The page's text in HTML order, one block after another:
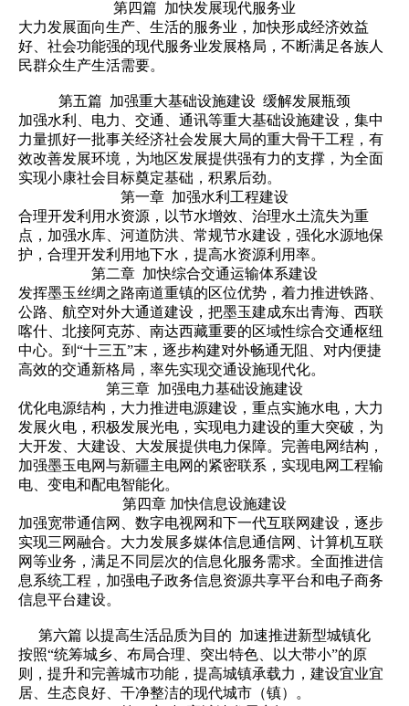
第四篇 加快发展现代服务业
大力发展面向生产、生活的服务业，加快形成经济效益
好、社会功能强的现代服务业发展格局，不断满足各族人
民群众生产生活需要。
第五篇 加强重大基础设施建设 缓解发展瓶颈
加强水利、电力、交通、通讯等重大基础设施建设，集中
力量抓好一批事关经济社会发展大局的重大骨干工程，有
效改善发展环境，为地区发展提供强有力的支撑，为全面
实现小康社会目标奠定基础，积累后劲。
第一章 加强水利工程建设
合理开发利用水资源，以节水增效、治理水土流失为重
点，加强水库、河道防洪、常规节水建设，强化水源地保
护，合理开发利用地下水，提高水资源利用率。
第二章 加快综合交通运输体系建设
发挥墨玉丝绸之路南道重镇的区位优势，着力推进铁路、
公路、航空对外大通道建设，把墨玉建成东出青海、西联
喀什、北接阿克苏、南达西藏重要的区域性综合交通枢纽
中心。到“十三五”末，逐步构建对外畅通无阻、对内便捷
高效的交通新格局，率先实现交通设施现代化。
第三章 加强电力基础设施建设
优化电源结构，大力推进电源建设，重点实施水电，大力
发展火电，积极发展光电，实现电力建设的重大突破，为
大开发、大建设、大发展提供电力保障。完善电网结构，
加强墨玉电网与新疆主电网的紧密联系，实现电网工程输
电、变电和配电智能化。
第四章 加快信息设施建设
加强宽带通信网、数字电视网和下一代互联网建设，逐步
实现三网融合。大力发展多媒体信息通信网、计算机互联
网等业务，满足不同层次的信息化服务需求。全面推进信
息系统工程，加强电子政务信息资源共享平台和电子商务
信息平台建设。
第六篇 以提高生活品质为目的 加速推进新型城镇化
按照“统筹城乡、布局合理、突出特色、以大带小”的原
则，提升和完善城市功能，提高城镇承载力，建设宜业宜
居、生态良好、干净整洁的现代城市（镇）。